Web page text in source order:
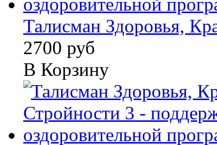
Талисман Здоровья,
2700 руб
В Корзину